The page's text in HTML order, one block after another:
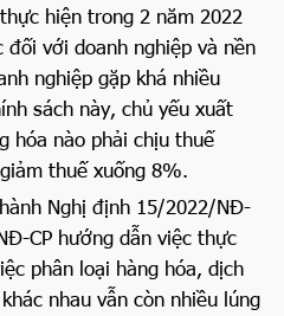
hiện trong 2 năm 2022
với doanh nghiệp và nền
nghiệp gặp khá nhiều
sách này, chủ yếu xuất
hóa nào phải chịu thuế
thuế xuống 8%.
Nghị định 15/2022/NĐ-
CP hướng dẫn việc thực
phân loại hàng hóa, dịch
nhau vẫn còn nhiều lúng